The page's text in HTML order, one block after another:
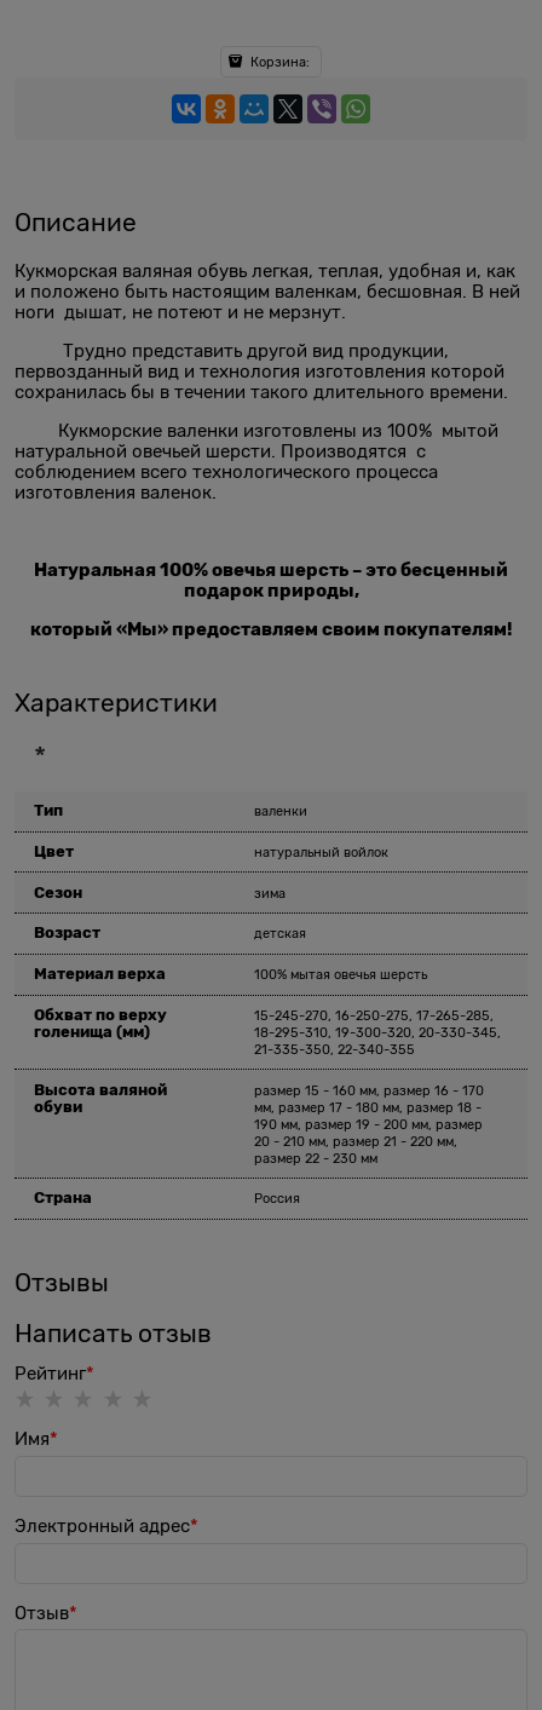
Корзина:
Описание
Кукморская валяная обувь легкая, теплая, удобная и, как
и положено быть настоящим валенкам, бесшовная. В ней
ноги дышат, не потеют и не мерзнут.
Трудно представить другой вид продукции,
первозданный вид и технология изготовления которой
сохранилась бы в течении такого длительного времени.
Кукморские валенки изготовлены из 100% мытой
натуральной овечьей шерсти. Производятся с
соблюдением всего технологического процесса
изготовления валенок.
Натуральная 100% овечья шерсть – это бесценный
подарок природы,
который «Мы» предоставляем своим покупателям!
Характеристики
*
Тип валенки
Цвет натуральный войлок
Сезон зима
Возраст детская
Материал верха 100% мытая овечья шерсть
Обхват по верху
голенища(мм)
15-245-270, 16-250-275, 17-265-285,
18-295-310, 19-300-320, 20-330-345,
21-335-350, 22-340-355
Высота валяной
обуви
размер 15 - 160 мм, размер 16 - 170
мм, размер 17 - 180 мм, размер 18 -
190 мм, размер 19 - 200 мм, размер
20 - 210 мм, размер 21 - 220 мм,
размер 22 - 230 мм
Страна Россия
Отзывы
Написать отзыв
Рейтинг
Имя
Электронный адрес
Отзыв